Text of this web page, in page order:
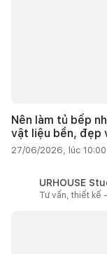
Nên làm tủ bếp
vật liệu bền, đẹp
27/06/2026, lúc 10:00
URHOUSE
Tư vấn, thiết kế